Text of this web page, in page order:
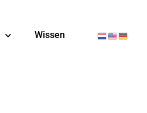
Wissen